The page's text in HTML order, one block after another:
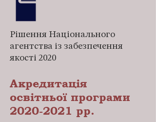
Рішення Національного
агентства із забезпечення
якості 2020
Акредитація
освітньої програми
2020-2021 рр.